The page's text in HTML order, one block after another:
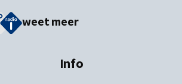
weet meer
Info